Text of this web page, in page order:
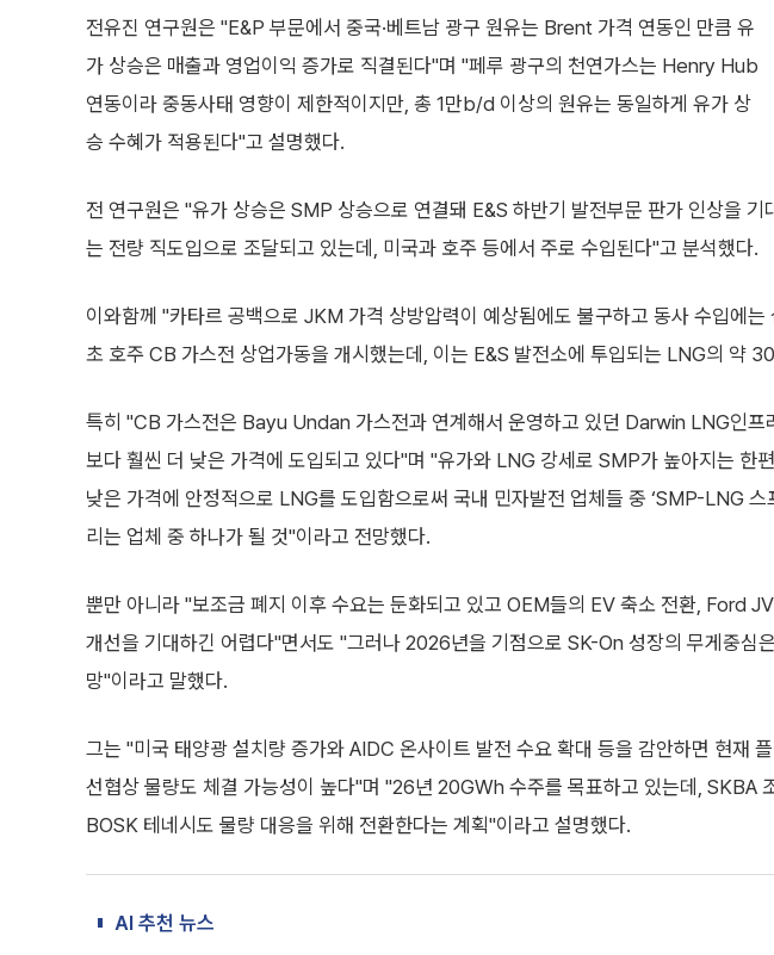
전유진 연구원은 "E&P 부문에서 중국·베트남 광구 원유는 Brent 가격 연동인 만큼 유
가 상승은 매출과 영업이익 증가로 직결된다"며 "페루 광구의 천연가스는 Henry Hub
연동이라 중동사태 영향이 제한적이지만, 총 1만b/d 이상의 원유는 동일하게 유가 상
승 수혜가 적용된다"고 설명했다.
전 연구원은 "유가 상승은 SMP 상승으로 연결돼 E&S 하반기 발전부문 판가 인상을
는 전량 직도입으로 조달되고 있는데, 미국과 호주 등에서 주로 수입된다"고 분석했다.
이와함께 "카타르 공백으로 JKM 가격 상방압력이 예상됨에도 불구하고 동사 수입에
초 호주 CB 가스전 상업가동을 개시했는데, 이는 E&S 발전소에 투입되는 LNG의 약
특히 "CB 가스전은 Bayu Undan 가스전과 연계해서 운영하고 있던 Darwin LNG인프
보다 훨씬 더 낮은 가격에 도입되고 있다"며 "유가와 LNG 강세로 SMP가 높아지는 한
낮은 가격에 안정적으로 LNG를 도입함으로써 국내 민자발전 업체들 중 ‘SMP-LNG 스
리는 업체 중 하나가 될 것"이라고 전망했다.
뿐만 아니라 "보조금 폐지 이후 수요는 둔화되고 있고 OEM들의 EV 축소 전환, Ford
개선을 기대하긴 어렵다"면서도 "그러나 2026년을 기점으로 SK-On 성장의 무게중심
망"이라고 말했다.
그는 "미국 태양광 설치량 증가와 AIDC 온사이트 발전 수요 확대 등을 감안하면 현재
선협상 물량도 체결 가능성이 높다"며 "26년 20GWh 수주를 목표하고 있는데, SKBA
BOSK 테네시도 물량 대응을 위해 전환한다는 계획"이라고 설명했다.
AI 추천 뉴스